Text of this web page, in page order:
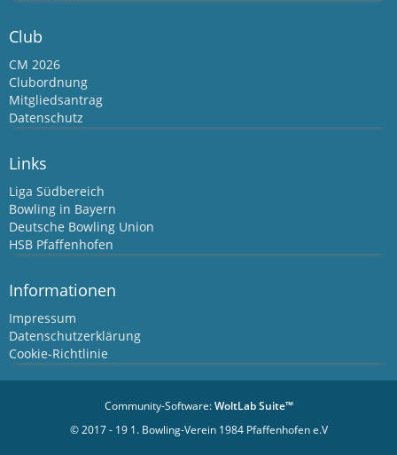
Club
CM 2026
Clubordnung
Mitgliedsantrag
Datenschutz
Links
Liga Südbereich
Bowling in Bayern
Deutsche Bowling Union
HSB Pfaffenhofen
Informationen
Impressum
Datenschutzerklärung
Cookie-Richtlinie
Community-Software:WoltLab Suite™
© 2017 - 19 1. Bowling-Verein 1984 Pfaffenhofen e.V